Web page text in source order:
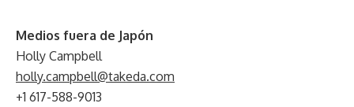
Medios fuera de Japón
Holly Campbell
holly.campbell@takeda.com
+1 617-588-9013